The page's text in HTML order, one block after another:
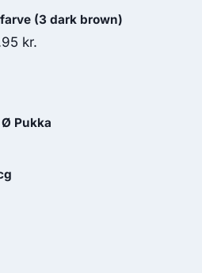
(3 dark brown)
kr.
Pukka